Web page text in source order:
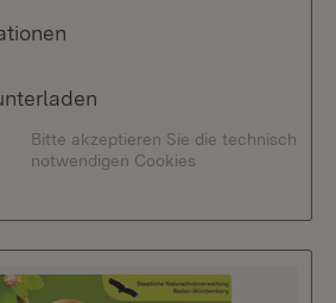
Bitte akzeptieren Sie die technisch
notwendigen Cookies